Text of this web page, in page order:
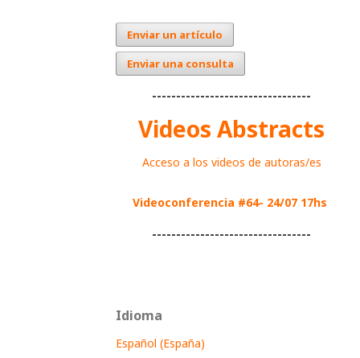
Enviar un artículo
Enviar una consulta
---------------------------------
Videos Abstracts
Acceso a los videos de autoras/es
Videoconferencia #64- 24/07 17hs
---------------------------------
Idioma
Español (España)